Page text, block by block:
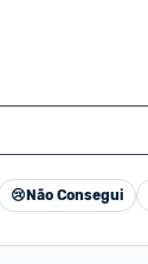
😢 Não Consegui